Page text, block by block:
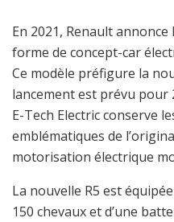
En 2021, Renault
forme de concept-car
Ce modèle préfigure la
lancement est prévu pour
E-Tech Electric conserve
emblématiques de
motorisation électrique
La nouvelle R5 est
150 chevaux et d’une